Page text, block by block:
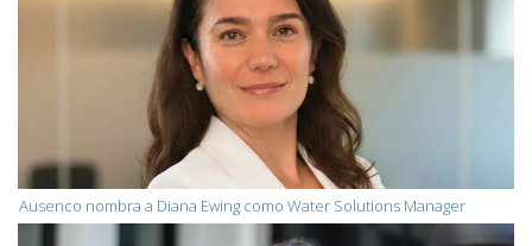
Ausenco nombra a Diana Ewing como Water Solutions Manager